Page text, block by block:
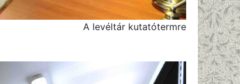
A levéltár kutatótermre